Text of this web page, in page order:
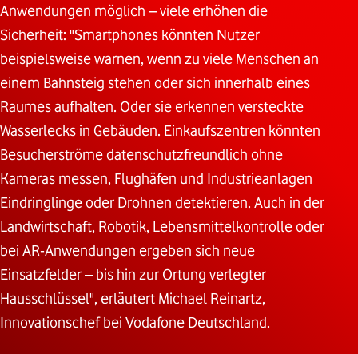
Anwendungen möglich – viele erhöhen die
Sicherheit: "Smartphones könnten Nutzer
beispielsweise warnen, wenn zu viele Menschen an
einem Bahnsteig stehen oder sich innerhalb eines
Raumes aufhalten. Oder sie erkennen versteckte
Wasserlecks in Gebäuden. Einkaufszentren könnten
Besucherströme datenschutzfreundlich ohne
Kameras messen, Flughäfen und Industrieanlagen
Eindringlinge oder Drohnen detektieren. Auch in der
Landwirtschaft, Robotik, Lebensmittelkontrolle oder
bei AR-Anwendungen ergeben sich neue
Einsatzfelder – bis hin zur Ortung verlegter
Hausschlüssel", erläutert Michael Reinartz,
Innovationschef bei Vodafone Deutschland.